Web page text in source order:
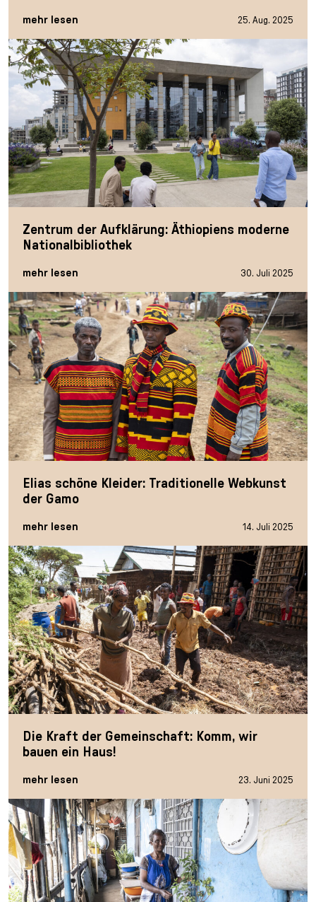
mehr lesen 25. Aug. 2025
Zentrum der Aufklärung: Äthiopiens moderne
Nationalbibliothek
mehr lesen 30. Juli 2025
Elias schöne Kleider: Traditionelle Webkunst
der Gamo
mehr lesen 14. Juli 2025
Die Kraft der Gemeinschaft: Komm, wir
bauen ein Haus!
mehr lesen 23. Juni 2025